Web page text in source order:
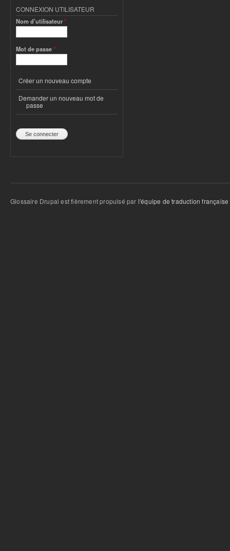
CONNEXION UTILISATEUR
Nom d'utilisateur*
Mot de passe*
Créer un nouveau compte
Demander un nouveau mot de
passe
Glossaire Drupal est fièrement propulsé par l'équipe de traduction française